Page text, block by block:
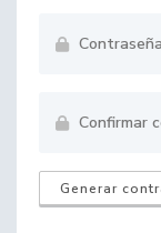
Generar